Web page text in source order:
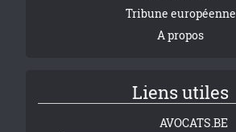
Tribune européenne
A propos
Liens utiles
AVOCATS.BE